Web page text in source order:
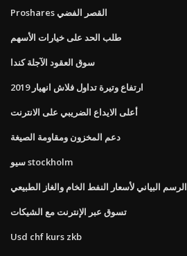
Proshares القصر الفضي
طلب الحد على خيارات الأسهم
سوق العقود الآجلة كندا
ارتفاع وتيرة تداول فلاش انهيار 2019
أعلى الايداع الضريبي على الانترنت
دعم المخزون ومقاومة الصيغة
سيو stockholm
الرسم البياني لأسعار النفط الخام والغاز الطبيعي
تسوق عبر الإنترنت مع الشيكات
Usd chf kurs zkb